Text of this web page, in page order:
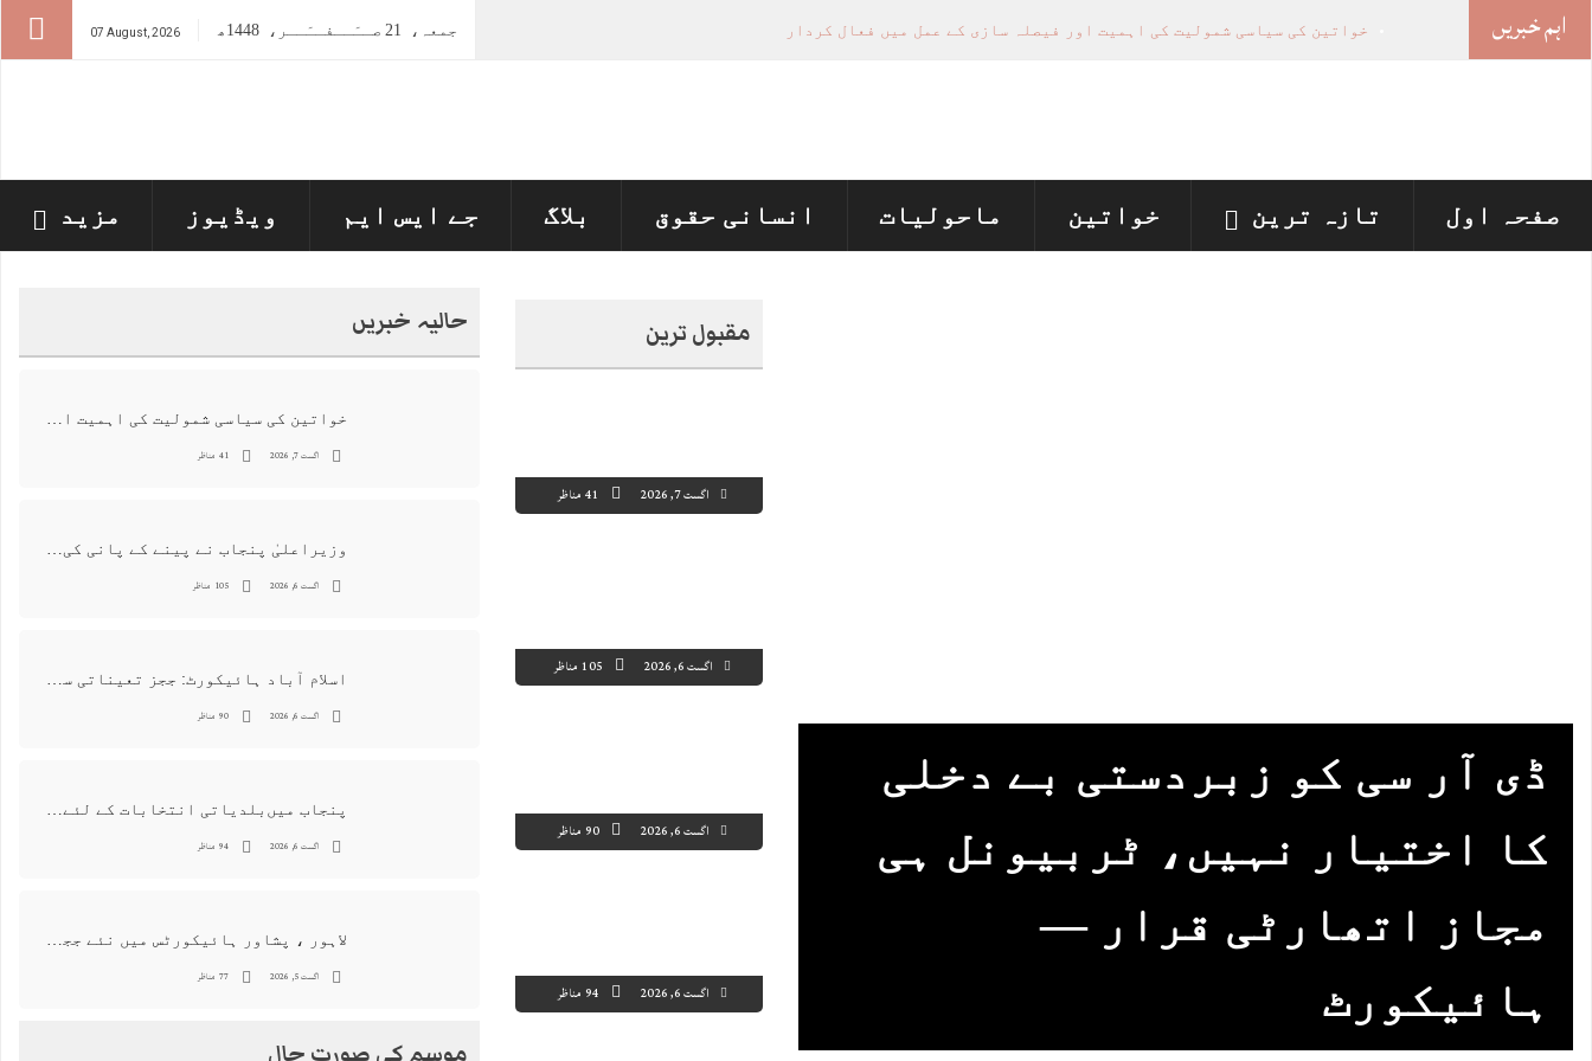
07 August, 2026 جمعہ، 21 صــَــفــَــر، 1448ھ اہم خبریں خواتین کی سیاسی شمولیت کی اہمیت اور فیصلہ سازی کے عمل میں فعال کردار
لاہور ، پشاور ہائیکورٹس میں نئے ججز کی تعیناتی اور مستقلی التواء کا شکار
صفحہ اول تازہ ترین خواتین ماحولیات انسانی حقوق بلاگ جے ایس ایم ویڈیوز مزید
مقبول ترین
اگست 7, 2026 41 مناظر
اگست 6, 2026 105 مناظر
اگست 6, 2026 90 مناظر
اگست 6, 2026 94 مناظر
ڈی آر سی کو زبردستی بے دخلی
کا اختیار نہیں، ٹربیونل ہی
مجاز اتھارٹی قرار —
ہائیکورٹ
حالیہ خبریں
خواتین کی سیاسی شمولیت کی اہمیت اور فیصلہ سازی کے عمل میں فعال کردار
اگست 7, 2026 41 مناظر
وزیراعلیٰ پنجاب نے پینے کے پانی کی بوتل پر چارجز لگانے کی تجویز مستر دکر دی
اگست 6, 2026 105 مناظر
اسلام آباد ہائیکورٹ: ججز تعیناتی سمری منظور نہیں‌ ہونے کے خٌلاف فیصلہ محفوظ
اگست 6, 2026 90 مناظر
پنجاب میں‌بلدیاتی انتخابات کے لئے 12 ارب روپے سے زائد مختص کرنے کی منظوری
اگست 6, 2026 94 مناظر
لاہور ، پشاور ہائیکورٹس میں نئے ججز کی تعیناتی اور مستقلی التواء کا شکار
اگست 5, 2026 77 مناظر